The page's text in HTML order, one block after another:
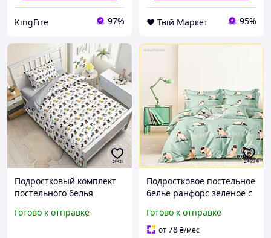
KingFire 97% ❤️ Твій Маркет 95%
Подростковый комплект
постельного белья
для подростка с принтом
Готово к отправке
Подростковое постельное
белье ранфорс зеленое с
143x210 см и наволочка
50х70 см стор1
Готово к отправке
от78₴/мес